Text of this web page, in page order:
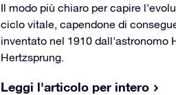
Il modo più chiaro per capire
ciclo vitale, capendone di
inventato nel 1910 dall'astronomo
Hertzsprung.
Leggi l'articolo per intero